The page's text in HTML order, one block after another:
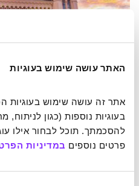
האתר עושה שימוש בעוגיות
פרטים נוספים במדיניות
מרכז נובל לשלום באוסלו, נורווגיה.